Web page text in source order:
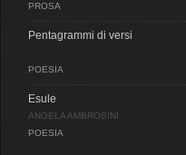
PROSA
Pentagrammi di versi
POESIA
Esule
ANGELA AMBROSINI
POESIA